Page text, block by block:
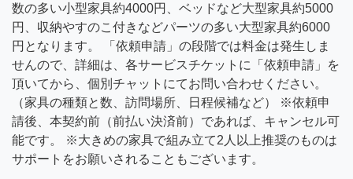
数の多い小型家具約4000円、ベッドなど大型家具約5000
円、収納やすのこ付きなどパーツの多い大型家具約6000
円となります。 「依頼申請」の段階では料金は発生しま
せんので、詳細は、各サービスチケットに「依頼申請」を
頂いてから、個別チャットにてお問い合わせください。
（家具の種類と数、訪問場所、日程候補など） ※依頼申
請後、本契約前（前払い決済前）であれば、キャンセル可
能です。 ※大きめの家具で組み立て2人以上推奨のものは
サポートをお願いされることもございます。